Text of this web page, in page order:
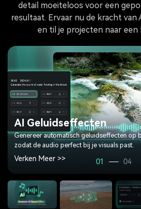
detail moeiteloos voor een
resultaat. Ervaar nu de kracht van
en til je projecten naar een
AI Geluidseffecten
Genereer automatisch geluidseffecten op
zodat de audio perfect bij je visuals past.
Verken Meer >> 01 04